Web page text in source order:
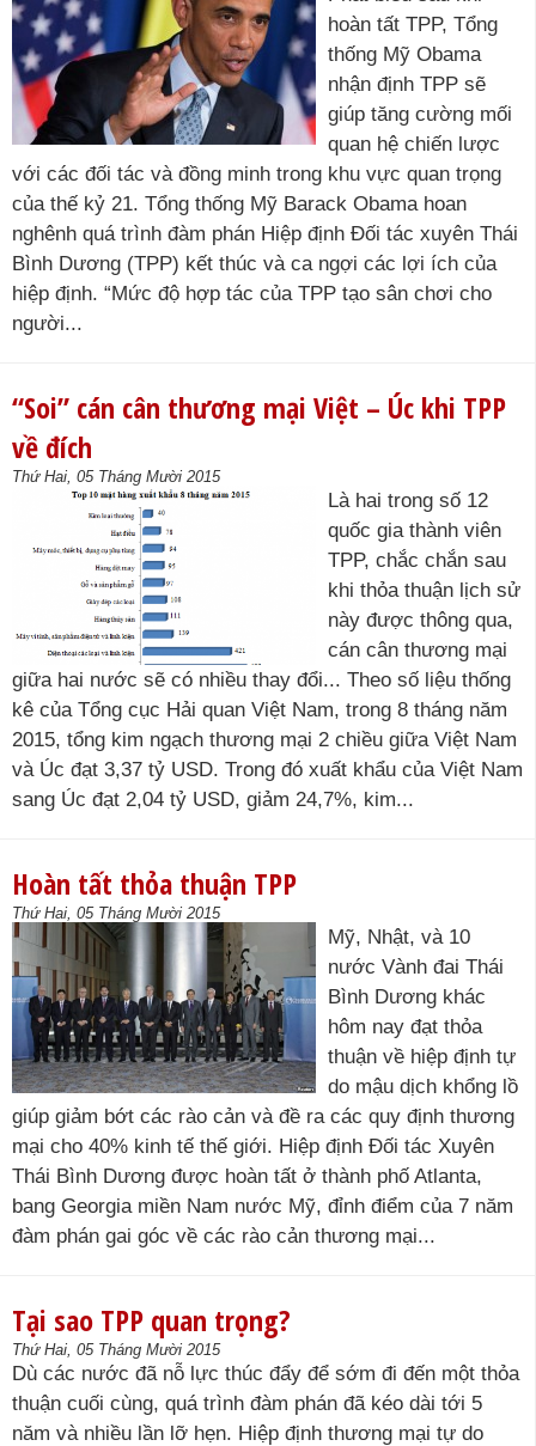
hoàn tất TPP, Tổng
thống Mỹ Obama
nhận định TPP sẽ
giúp tăng cường mối
quan hệ chiến lược
với các đối tác và đồng minh trong khu vực quan trọng
của thế kỷ 21. Tổng thống Mỹ Barack Obama hoan
nghênh quá trình đàm phán Hiệp định Đối tác xuyên Thái
Bình Dương (TPP) kết thúc và ca ngợi các lợi ích của
hiệp định. “Mức độ hợp tác của TPP tạo sân chơi cho
người...
“Soi” cán cân thương mại Việt – Úc khi TPP
về đích
Thứ Hai, 05 Tháng Mười 2015
Là hai trong số 12
quốc gia thành viên
TPP, chắc chắn sau
khi thỏa thuận lịch sử
này được thông qua,
cán cân thương mại
giữa hai nước sẽ có nhiều thay đổi... Theo số liệu thống
kê của Tổng cục Hải quan Việt Nam, trong 8 tháng năm
2015, tổng kim ngạch thương mại 2 chiều giữa Việt Nam
và Úc đạt 3,37 tỷ USD. Trong đó xuất khẩu của Việt Nam
sang Úc đạt 2,04 tỷ USD, giảm 24,7%, kim...
Hoàn tất thỏa thuận TPP
Thứ Hai, 05 Tháng Mười 2015
Mỹ, Nhật, và 10
nước Vành đai Thái
Bình Dương khác
hôm nay đạt thỏa
thuận về hiệp định tự
do mậu dịch khổng lồ
giúp giảm bớt các rào cản và đề ra các quy định thương
mại cho 40% kinh tế thế giới. Hiệp định Đối tác Xuyên
Thái Bình Dương được hoàn tất ở thành phố Atlanta,
bang Georgia miền Nam nước Mỹ, đỉnh điểm của 7 năm
đàm phán gai góc về các rào cản thương mại...
Tại sao TPP quan trọng?
Thứ Hai, 05 Tháng Mười 2015
Dù các nước đã nỗ lực thúc đẩy để sớm đi đến một thỏa
thuận cuối cùng, quá trình đàm phán đã kéo dài tới 5
năm và nhiều lần lỡ hẹn. Hiệp định thương mại tự do